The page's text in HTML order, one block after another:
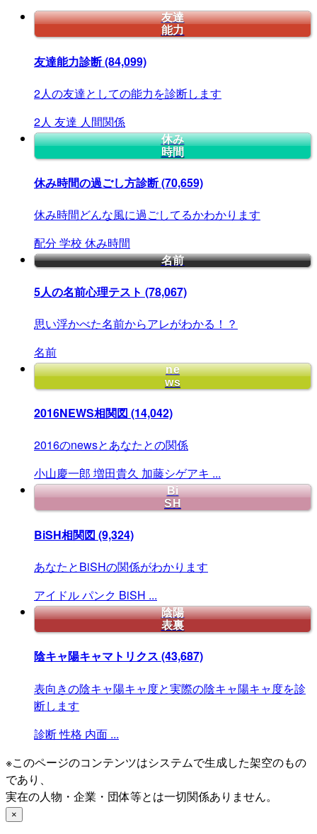
友達
能力
友達能力診断(84,099)
2人の友達としての能力を診断します
2人 友達 人間関係
休み
時間
休み時間の過ごし方診断(70,659)
休み時間どんな風に過ごしてるかわかります
配分 学校 休み時間
名前
5人の名前心理テスト (78,067)
思い浮かべた名前からアレがわかる！？
名前
ne
ws
2016NEWS相関図 (14,042)
2016のnewsとあなたとの関係
小山慶一郎 増田貴久 加藤シゲアキ ...
Bi
SH
BiSH相関図 (9,324)
あなたとBiSHの関係がわかります
アイドルパンク BiSH ...
陰陽
表裏
陰キャ陽キャマトリクス (43,687)
表向きの陰キャ陽キャ度と実際の陰キャ陽キャ度を診
断します
診断性格 内面 ...
※このページのコンテンツはシステムで生成した架空のもの
であり、
実在の人物・企業・団体等とは一切関係ありません。
×